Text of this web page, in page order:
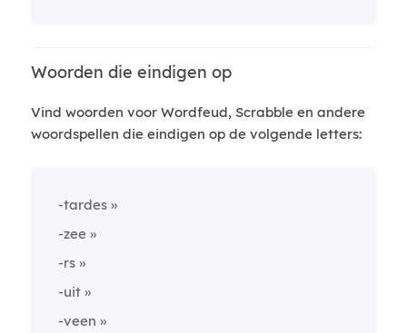
Woorden die eindigen op
Vind woorden voor Wordfeud, Scrabble en andere
woordspellen die eindigen op de volgende letters:
-tardes
-zee
-rs
-uit
-veen